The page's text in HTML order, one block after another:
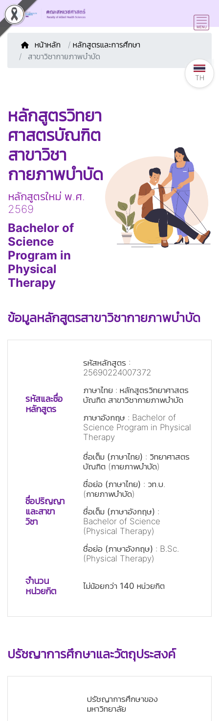
หน้าหลัก / หลักสูตรและการศึกษา
สาขาวิชากายภาพบำบัด
หลักสูตรวิทยา
ศาสตรบัณฑิต
สาขาวิชา
กายภาพบำบัด
หลักสูตรใหม่ พ.ศ.
2569
Bachelor of
Science
Program in
Physical
Therapy
ข้อมูลหลักสูตรสาขาวิชากายภาพบำบัด
รหัสและชื่อ
หลักสูตร
รหัสหลักสูตร :
25690224007372
ภาษาไทย : หลักสูตรวิทยาศาสตร
บัณฑิต สาขาวิชากายภาพบำบัด
ภาษาอังกฤษ : Bachelor of
Science Program in Physical
Therapy
ชื่อปริญญา
และสาขา
วิชา
ชื่อเต็ม (ภาษาไทย) : วิทยาศาสตร
บัณฑิต (กายภาพบำบัด)
ชื่อย่อ (ภาษาไทย) : วท.บ.
(กายภาพบำบัด)
ชื่อเต็ม (ภาษาอังกฤษ) :
Bachelor of Science
(Physical Therapy)
ชื่อย่อ (ภาษาอังกฤษ) : B.Sc.
(Physical Therapy)
จำนวน
หน่วยกิต
ไม่น้อยกว่า 140 หน่วยกิต
ปรัชญาการศึกษาและวัตถุประสงค์
ปรัชญาการศึกษาของ
มหาวิทยาลัย
TH